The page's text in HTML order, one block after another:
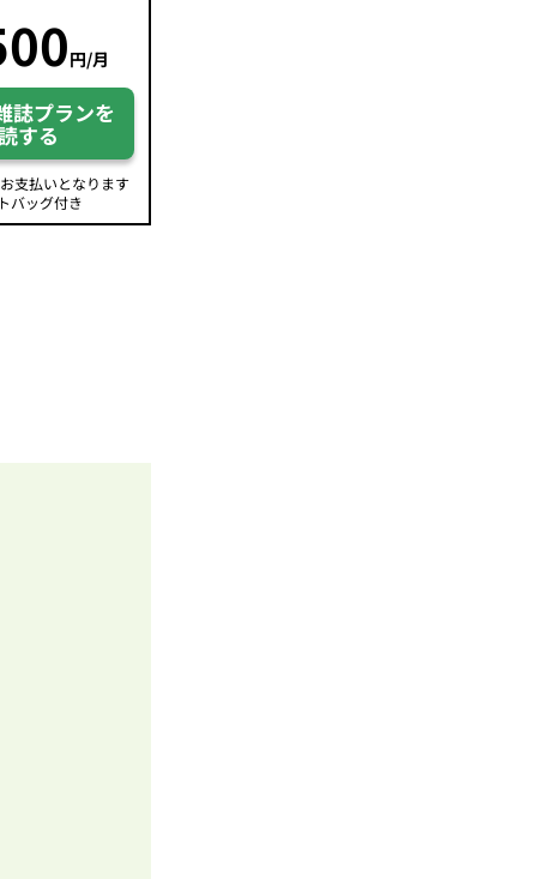
円/月
誌プランを
する
支払いとなります
バッグ付き